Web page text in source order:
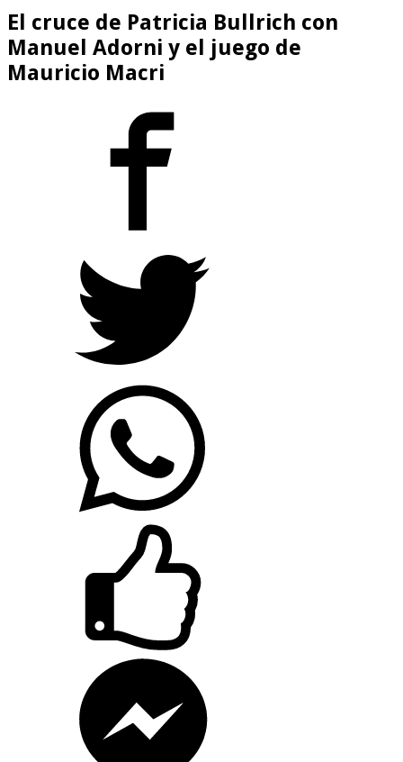
El cruce de Patricia Bullrich con
Manuel Adorni y el juego de
Mauricio Macri